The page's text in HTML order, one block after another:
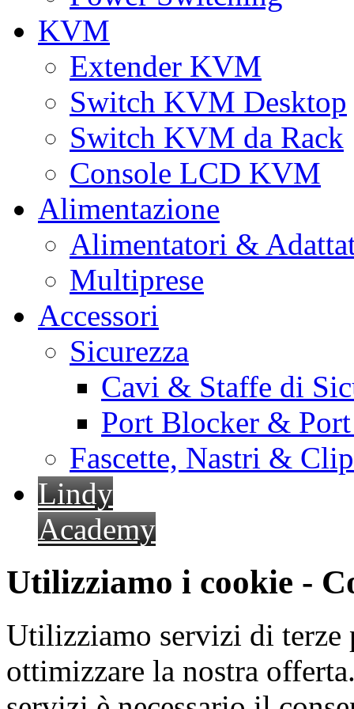
KVM
Extender KVM
Switch KVM Desktop
Switch KVM da Rack
Console LCD KVM
Alimentazione
Alimentatori &
Multiprese
Accessori
Sicurezza
Cavi & Staffe di
Port Blocker &
Fascette, Nastri &
Lindy
Academy
Utilizziamo i cookie -
Utilizziamo servizi di terze
ottimizzare la nostra